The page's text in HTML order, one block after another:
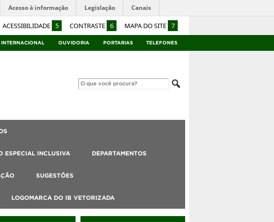
ACESSIBILIDADE 5 CONTRASTE 6 MAPA DO SITE 7
Acesso à informação Legislação Canais
INTERNACIONAL OUVIDORIA PORTARIAS TELEFONES
ESPECIAL INCLUSIVA DEPARTAMENTOS
SUGESTÕES
LOGOMARCA DO IB VETORIZADA